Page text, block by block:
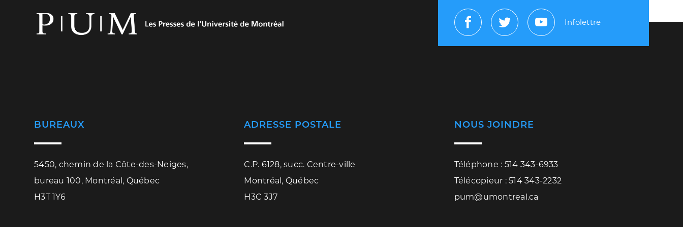
FacebookTwitterYoutube
Infolettre
BUREAUX
5450, chemin de la Côte-des-Neiges,
bureau 100, Montréal, Québec
H3T 1Y6
ADRESSE POSTALE
C.P. 6128, succ. Centre-ville
Montréal, Québec
H3C 3J7
NOUS JOINDRE
Téléphone : 514 343-6933
Télécopieur : 514 343-2232
pum@umontreal.ca